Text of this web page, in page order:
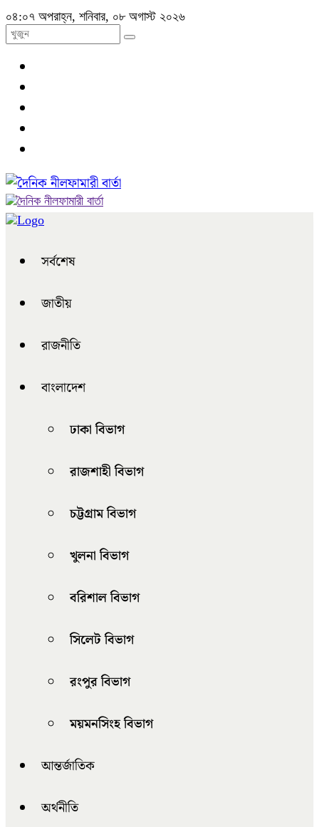
০৪:০৭ অপরাহ্ন, শনিবার, ০৮ অগাস্ট ২০২৬
সর্বশেষ
জাতীয়
রাজনীতি
বাংলাদেশ
ঢাকা বিভাগ
রাজশাহী বিভাগ
চট্টগ্রাম বিভাগ
খুলনা বিভাগ
বরিশাল বিভাগ
সিলেট বিভাগ
রংপুর বিভাগ
ময়মনসিংহ বিভাগ
আন্তর্জাতিক
অর্থনীতি